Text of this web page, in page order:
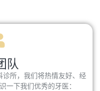
队
所，我们将热情友好、经
一下我们优秀的牙医：